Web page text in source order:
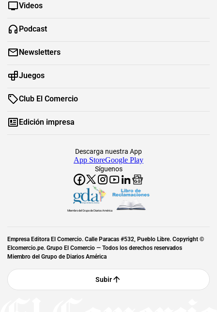
Videos
Podcast
Newsletters
Juegos
Club El Comercio
Edición impresa
Síguenos
Descarga nuestra App
App StoreGoogle Play
Miembro del Grupo de Diarios América
Empresa Editora El Comercio. Calle Paracas #532, Pueblo Libre. Copyright ©
Elcomercio.pe. Grupo El Comercio — Todos los derechos reservados
Miembro del Grupo de Diarios América
Subir